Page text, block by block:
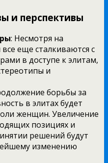
и перспективы
: Несмотря на
еще сталкиваются с
в доступе к элитам,
и
борьбы за
в элитах будет
женщин. Увеличение
позициях и
решений будут
изменению